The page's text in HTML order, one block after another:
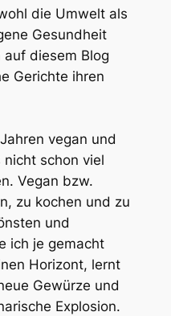
die Umwelt als
Gesundheit
diesem Blog
Gerichte ihren
vegan und
schon viel
Vegan bzw.
zu kochen und zu
und
ich je gemacht
Horizont, lernt
Gewürze und
Explosion.